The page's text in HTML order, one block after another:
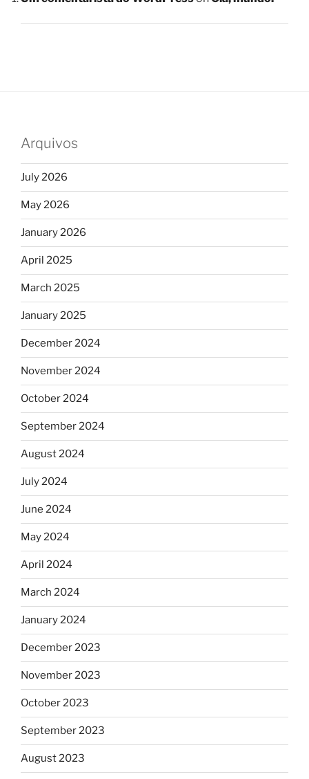
Arquivos
July 2026
May 2026
January 2026
April 2025
March 2025
January 2025
December 2024
November 2024
October 2024
September 2024
August 2024
July 2024
June 2024
May 2024
April 2024
March 2024
January 2024
December 2023
November 2023
October 2023
September 2023
August 2023